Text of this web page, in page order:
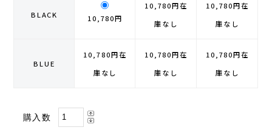
Hydrapak(ハイドラパック)
INSTINCT(インスティンクト)
BLACK 10,780円
10,780円在
庫なし
10,780円在
庫なし
BLUE
10,780円在
庫なし
10,780円在
庫なし
10,780円在
庫なし
購入数